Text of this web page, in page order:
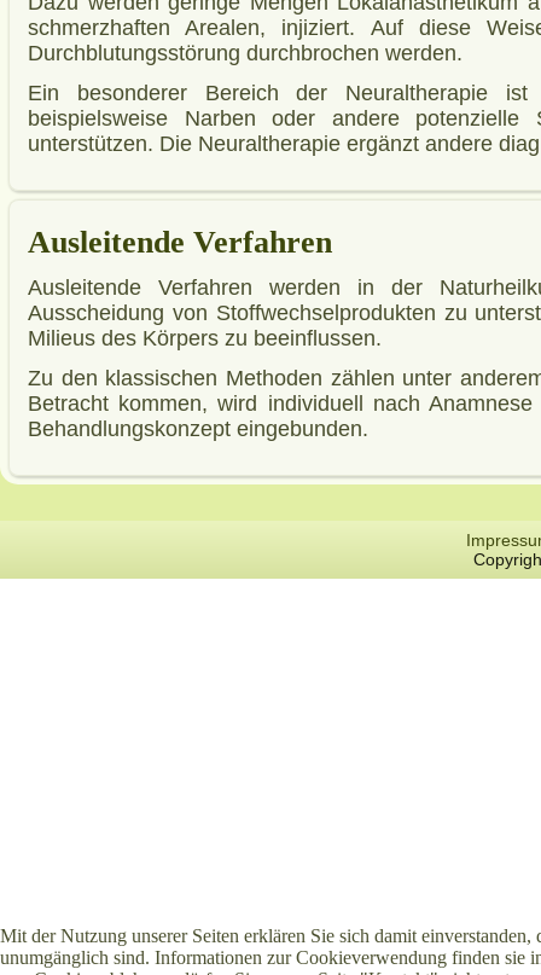
schmerzhaften Arealen, injiziert. Auf diese
Durchblutungsstörung durchbrochen werden.
Ein besonderer Bereich der Neuraltherapie
beispielsweise Narben oder andere
unterstützen. Die Neuraltherapie ergänzt andere
Ausleitende Verfahren
Ausleitende Verfahren werden in der
Ausscheidung von Stoffwechselprodukten zu
Milieus des Körpers zu beeinflussen.
Zu den klassischen Methoden zählen unter
Betracht kommen, wird individuell nach
Behandlungskonzept eingebunden.
Mit der Nutzung unserer Seiten erklären Sie sich damit
unumgänglich sind. Informationen zur Cookieverwendung finden sie